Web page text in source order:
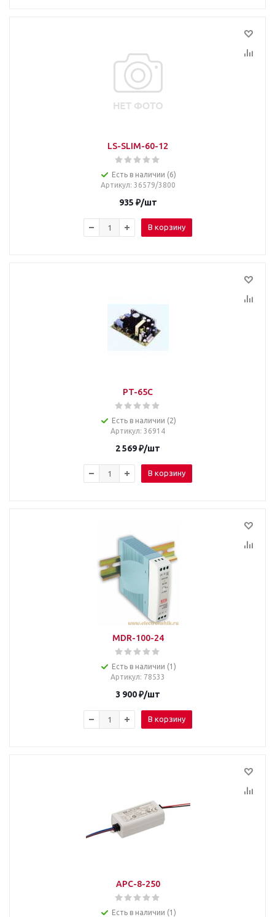
LS-SLIM-60-12
Есть в наличии (6)
Артикул: 36579/3800
935 ₽/шт
В корзину
PT-65C
Есть в наличии (2)
Артикул: 36914
2 569₽/шт
В корзину
MDR-100-24
Есть в наличии (1)
Артикул: 78533
3 900₽/шт
В корзину
APC-8-250
Есть в наличии (1)